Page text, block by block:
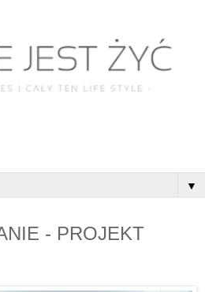
▼
- PROJEKT